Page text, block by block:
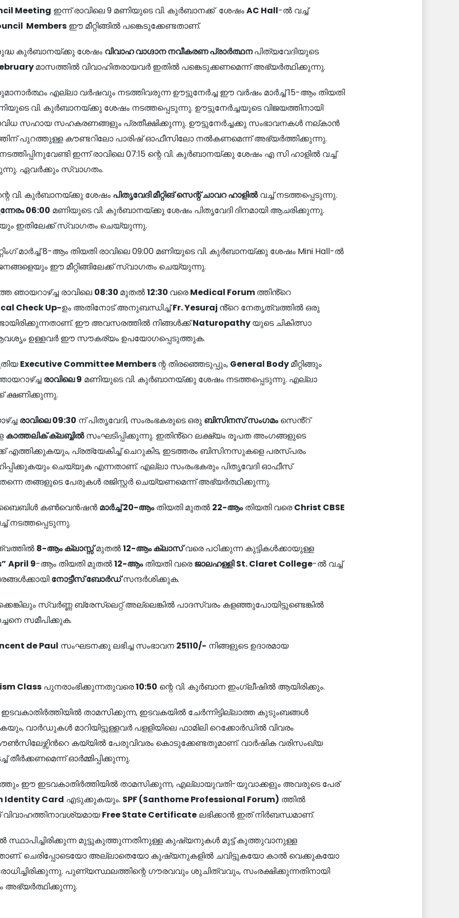
Meeting ഇന്ന് രാവിലെ 9 മണിയുടെ വി. കുർബാനക്ക് ശേഷംAC Hall-ൽ വച്ച്
Members ഈ മീറ്റിങ്ങിൽ പങ്കെടുക്കേണ്ടതാണ്.
കുർബാനയ്ക്കു ശേഷം വിവാഹ വാഗ്ദാന നവീകരണ പ്രാർത്ഥനപിത്യവേദിയുടെ
മാസത്തിൽ വിവാഹിതരായവർ ഇതിൽ പങ്കെടുക്കണമെന്ന് അഭ്യർത്ഥിക്കുന്നു.
എല്ലാ വർഷവും നടത്തിവരുന്ന ഊട്ടുനേർച്ച ഈ വർഷം മാർച്ച് 15-ആം തിയതി
വി. കുർബാനയ്ക്കു ശേഷം നടത്തപ്പെടുന്നു. ഊട്ടുനേർച്ചയുടെ വിജയത്തിനായി
സഹായ സഹകരണങ്ങളും പ്രതീക്ഷിക്കുന്നു. ഊട്ടുനേർച്ചക്കു സംഭാവനകൾ നല്കാൻ
പുറത്തുള്ള കൗണ്ടറിലോ പാരിഷ് ഓഫീസിലോ നൽകണമെന്ന് അഭ്യർത്തിക്കുന്നു.
ഇന്ന് രാവിലെ 07:15 ന്റെ വി. കുർബാനയ്ക്കു ശേഷം എ സി ഹാളിൽ വച്ച്
ഏവർക്കും സ്വാഗതം.
വി. കുർബാനയ്ക്കു ശേഷം പിതൃവേദി മീറ്റിങ് സെന്റ് ചാവറ ഹാളിൽവച്ച് നടത്തപ്പെടുന്നു.
06:00 മണിയുടെ വി. കുർബാനയ്ക്കു ശേഷം പിതൃവേദി ദിനമായി ആചരിക്കുന്നു.
ഇതിലേക്ക് സ്വാഗതം ചെയ്യുന്നു.
മാർച്ച് 8-ആം തിയതി രാവിലെ 09:00 മണിയുടെ വി. കുർബാനയ്ക്കു ശേഷം Mini Hall-ൽ
ഈ മീറ്റിങ്ങിലേക്ക് സ്വാഗതം ചെയ്യുന്നു.
ഞായറാഴ്ച്ച രാവിലെ 08:30 മുതൽ12:30 വരെMedical Forumത്തിൻ്റെ
Check Up-ഉം അതിനോട് അനുബന്ധിച്ച്Fr. Yesuraj ൻ്റെ നേതൃത്വത്തിൽ ഒരു
ഈ അവസരത്തിൽ നിങ്ങൾക്ക്Naturopathyയുടെ ചികിത്സാ
ഉള്ളവർ ഈ സൗകര്യം ഉപയോഗപ്പെടുത്തുക.
Executive Committee Membersന്റ തിരഞ്ഞെടുപ്പും, General Bodyമീറ്റിങ്ങും
രാവിലെ9 മണിയുടെ വി. കുർബാനയ്ക്കു ശേഷം നടത്തപ്പെടുന്നു. എല്ലാ
ക്ഷണിക്കുന്നു.
രാവിലെ09:30 ന് പിതൃവേദി, സംരംഭകരുടെ ഒരു ബിസിനസ് സംഗമംസെൻ്റ്
കാത്തലിക് ക്ലബ്ബിൽസംഘടിപ്പിക്കുന്നു. ഇതിൻ്റെ ലക്ഷ്യം രൂപത അംഗങ്ങളുടെ
എത്തിക്കുകയും, പ്രത്യേകിച്ച് ചെറുകിട, ഇടത്തരം ബിസിനസുകളെ പരസ്പരം
ചെയ്യുക എന്നതാണ്. എല്ലാ സംരംഭകരും പിതൃവേദി ഓഫീസ്
തങ്ങളുടെ പേരുകൾ രജിസ്റ്റർ ചെയ്യണമെന്ന് അഭ്യർത്ഥിക്കുന്നു.
ബൈബിൾ കൺവെൻഷൻ മാർച്ച്20-ആംതിയതി മുതൽ 22-ആംതിയതി വരെChrist CBSE
നടത്തപ്പെടുന്നു.
8-ആം ക്ലാസ്സ്മുതൽ12-ആം ക്ലാസ്വരെ പഠിക്കുന്ന കുട്ടികൾക്കായുള്ള
April 9-ആം തിയതി മുതൽ12-ആംതിയതി വരെജാലഹള്ളി St. Claret College-ൽ വച്ച്
നോട്ടീസ് ബോർഡ്സന്ദർശിക്കുക.
സ്വർണ്ണ ബ്രേസ്‌ലെറ്റ് അല്ലെങ്കിൽ പാദസ്വരം കളഞ്ഞുപോയിട്ടുണ്ടെങ്കിൽ
സമീപിക്കുക.
de Paul സംഘടനക്കു ലഭിച്ച സംഭാവന 25110/- നിങ്ങളുടെ ഉദാരമായ
Class പുനരാംഭിക്കുന്നതുവരെ10:50 ന്റെ വി. കുർബാന ഇംഗ്ലീഷിൽ ആയിരിക്കും.
താമസിക്കുന്ന, ഇടവകയില്‍ ചേര്‍ന്നിട്ടില്ലാത്ത കുടുംബങ്ങള്‍
വാര്‍ഡുകള്‍ മാറിയിട്ടുള്ളവര്‍ പളളിയിലെ ഫാമിലി റെക്കോർഡിൽ വിവരം
കയ്യില്‍ പേരുവിവരം കൊടുക്കേണ്ടതുമാണ്. വാര്‍ഷിക വരിസംഖ്യ
ഓര്‍മ്മിപ്പിക്കുന്നു.
ഈ ഇടവകാതിർത്തിയിൽ താമസിക്കുന്ന, എല്ലായുവതി-യുവാക്കളും അവരുടെ പേര്
Identity Card എടുക്കുകയും. SPF (Santhome Professional Forum) ത്തിൽ
Free State Certificate ലഭിക്കാൻ ഇത് നിർബന്ധമാണ്.
സ്ഥാപിച്ചിരിക്കുന്ന മുട്ടുകുത്തുന്നതിനുള്ള കുഷ്യനുകൾ മുട്ട് കുത്തുവാനുള്ള
ചെരിപ്പോടെയോ അല്ലാതെയോ കുഷ്യനുകളിൽ ചവിട്ടുകയോ കാൽ വെക്കുകയോ
പുണ്യസ്ഥലത്തിന്റെ ഗൗരവവും ശുചിത്വവും, സംരക്ഷിക്കുന്നതിനായി